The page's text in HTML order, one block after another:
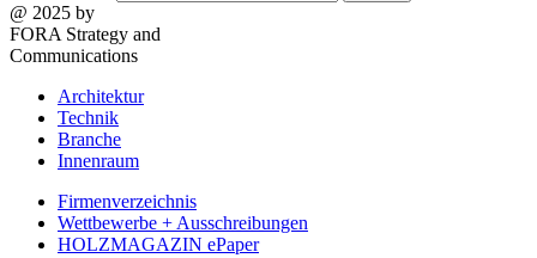
@ 2025 by
FORA Strategy and
Communications
Architektur
Technik
Branche
Innenraum
Firmenverzeichnis
Wettbewerbe + Ausschreibungen
HOLZMAGAZIN ePaper